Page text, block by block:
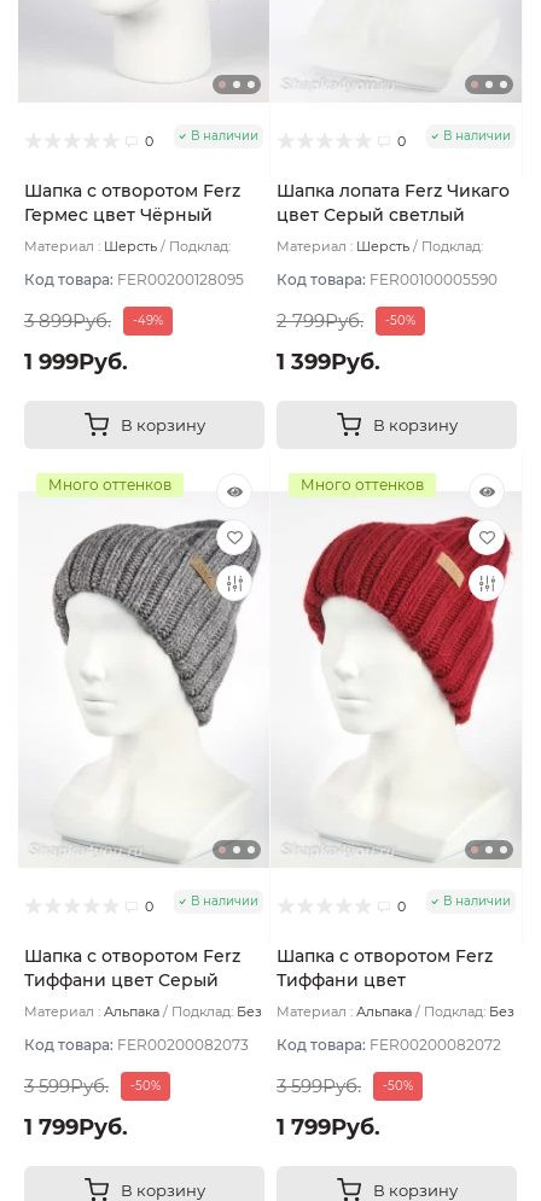
0 В наличии
Шапка с отворотом Ferz
Гермес цвет Чёрный
Материал : Шерсть
Подклад:
Код товара: FER00200128095
3 899Руб. -49%
1 999Руб.
В корзину
0 В наличии
Шапка лопата Ferz Чикаго
цвет Серый светлый
Материал : Шерсть
Подклад:
Код товара: FER00100005590
2 799Руб. -50%
1 399Руб.
В корзину
Много оттенков
0 В наличии
Шапка с отворотом Ferz
Тиффани цвет Серый
Материал : Альпака Подклад: Без
Код товара: FER00200082073
3 599Руб. -50%
1 799Руб.
В корзину
Много оттенков
0 В наличии
Шапка с отворотом Ferz
Тиффани цвет
Викторианский красный
Материал : Альпака Подклад: Без
Код товара: FER00200082072
3 599Руб. -50%
1 799Руб.
В корзину